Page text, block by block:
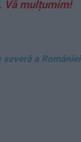
Vă mulțumim!
a României